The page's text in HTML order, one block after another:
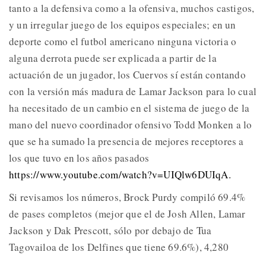
tanto a la defensiva como a la ofensiva, muchos castigos,
y un irregular juego de los equipos especiales; en un
deporte como el futbol americano ninguna victoria o
alguna derrota puede ser explicada a partir de la
actuación de un jugador, los Cuervos sí están contando
con la versión más madura de Lamar Jackson para lo cual
ha necesitado de un cambio en el sistema de juego de la
mano del nuevo coordinador ofensivo Todd Monken a lo
que se ha sumado la presencia de mejores receptores a
los que tuvo en los años pasados
https://www.youtube.com/watch?v=UIQlw6DUIqA.
Si revisamos los números, Brock Purdy compiló 69.4%
de pases completos (mejor que el de Josh Allen, Lamar
Jackson y Dak Prescott, sólo por debajo de Tua
Tagovailoa de los Delfines que tiene 69.6%), 4,280